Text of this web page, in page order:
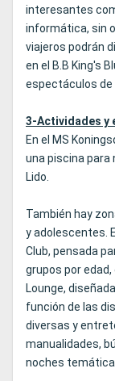
interesantes
informática, sin
viajeros podrán
en el B.B King's
espectáculos de
3-Actividades y
En el MS
una piscina para
Lido.
También hay
y adolescentes.
Club, pensada
grupos por edad,
Lounge,
función de las
diversas y
manualidades,
noches